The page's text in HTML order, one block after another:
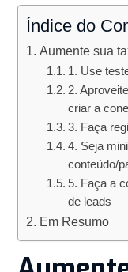
Índice do
Aumente sua
1. Use
2.
criar a
3. Faça
4. Seja
conteúdo/
5. Faça a
de leads
Em Resumo